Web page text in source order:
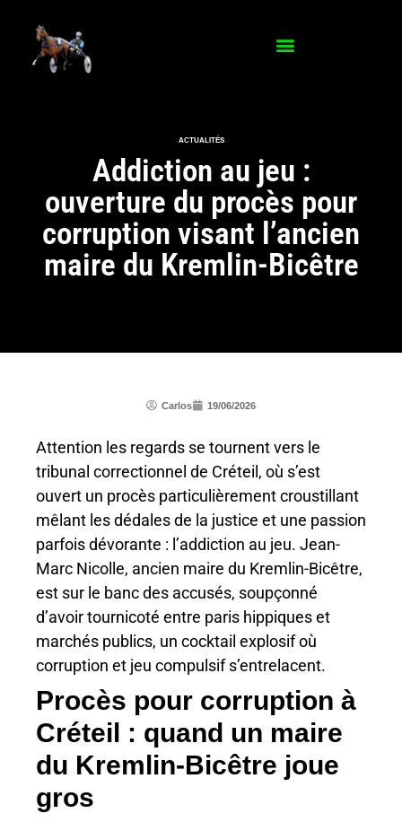
ACTUALITÉS
Addiction au jeu :
ouverture du procès pour
corruption visant l’ancien
maire du Kremlin-Bicêtre
Carlos 19/06/2026
Attention les regards se tournent vers le
tribunal correctionnel de Créteil, où s’est
ouvert un procès particulièrement croustillant
mêlant les dédales de la justice et une passion
parfois dévorante : l’addiction au jeu. Jean-
Marc Nicolle, ancien maire du Kremlin-Bicêtre,
est sur le banc des accusés, soupçonné
d’avoir tournicoté entre paris hippiques et
marchés publics, un cocktail explosif où
corruption et jeu compulsif s’entrelacent.
Procès pour corruption à
Créteil : quand un maire
du Kremlin-Bicêtre joue
gros